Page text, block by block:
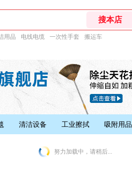
用品 电线电缆 一次性手套 搬运车
清洁设备 工业擦拭 吸附用品
努力加载中，请稍后...